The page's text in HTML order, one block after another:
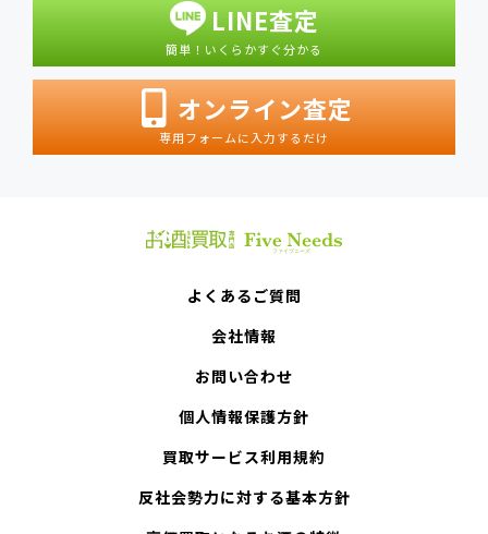
LINE査定
簡単！いくらかすぐ分かる
オンライン査定
専用フォームに入力するだけ
よくあるご質問
会社情報
お問い合わせ
個人情報保護方針
買取サービス利用規約
反社会勢力に対する基本方針